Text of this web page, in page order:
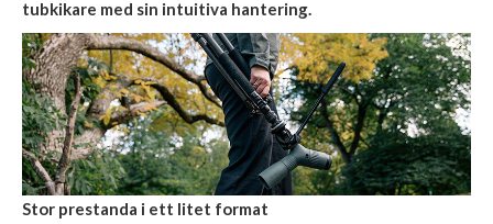
tubkikare med sin intuitiva hantering.
Stor prestanda i ett litet format